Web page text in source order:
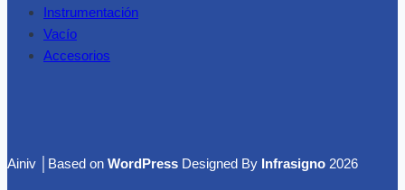
Instrumentación
Vacío
Accesorios
Ainiv │Based on WordPress Designed By Infrasigno 2026